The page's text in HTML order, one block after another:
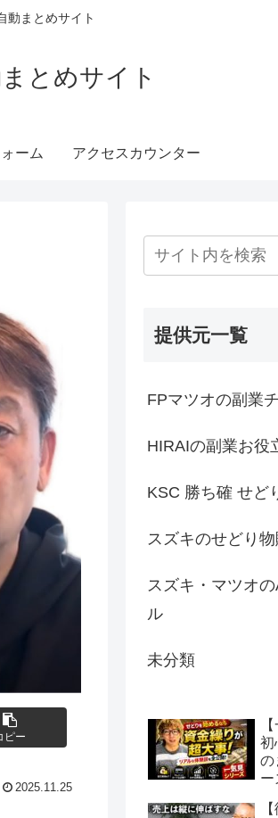
動まとめサイト
とめサイト
ーム アクセスカウンター
ピー
2025.11.25
提供元一覧
FPマツオの副業
HIRAIの副業お役
KSC 勝ち確 せど
スズキのせどり
スズキ・マツオ
ル
未分類
初
の
ー